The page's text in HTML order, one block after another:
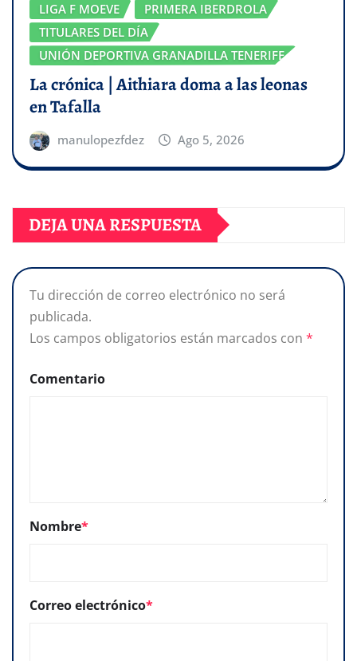
LIGA F MOEVE
PRIMERA IBERDROLA
TITULARES DEL DÍA
UNIÓN DEPORTIVA GRANADILLA TENERIFE
La crónica | Aithiara doma a las leonas
en Tafalla
manulopezfdez Ago 5, 2026
DEJA UNA RESPUESTA
Tu dirección de correo electrónico no será
publicada.
Los campos obligatorios están marcados con *
Comentario
Nombre*
Correo electrónico*